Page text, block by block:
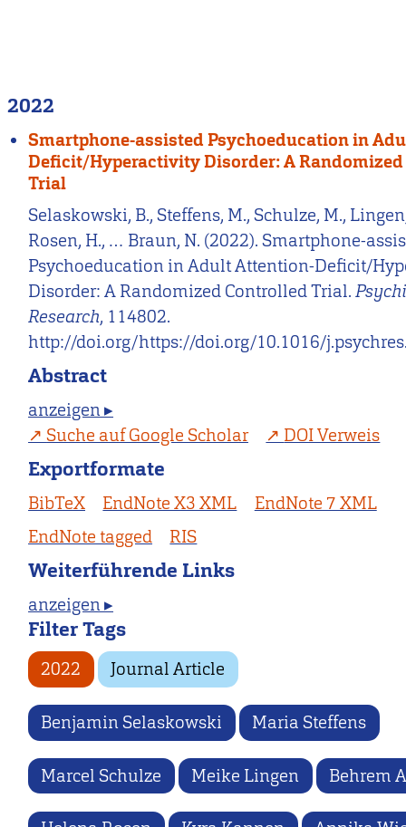
2022
Smartphone-assisted Psychoeducation in
Deficit/Hyperactivity Disorder: A
Trial
Selaskowski, B., Steffens, M., Schulze, M.,
Rosen, H., … Braun, N. (2022). Smartphone-
Psychoeducation in Adult Attention-Deficit/
Disorder: A Randomized Controlled Trial.
Research, 114802.
http://doi.org/https://doi.org/10.1016/
Abstract
anzeigen ▸
Suche auf Google Scholar
DOI Verweis
Exportformate
BibTeX EndNote X3 XML
EndNote 7 XML
EndNote tagged
RIS
Weiterführende Links
anzeigen ▸
Filter Tags
2022 Journal Article
Benjamin Selaskowski Maria Steffens
Marcel Schulze Meike Lingen Behrem